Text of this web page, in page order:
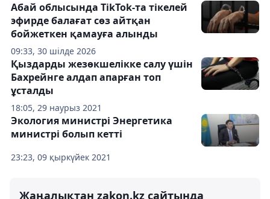
09:33, 30 шілде 2026
Абай облысында TikTok-та тікелей
эфирде балағат сөз айтқан
бойжеткен қамауға алынды
18:05, 29 наурыз 2021
Қыздарды жезөкшелікке салу үшін
Бахрейнге алдап апарған топ
ұсталды
23:23, 09 қыркүйек 2021
Экология министрі Энергетика
министрі болып кетті
Жаңалықтан zakon.kz сайтында